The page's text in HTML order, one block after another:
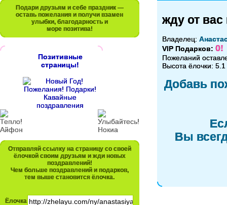
Подари друзьям и себе праздник —
оставь пожелания и получи взамен
улыбки, благодарность и
море позитива!
Позитивные
страницы!
Отправляй ссылку на страницу со своей
ёлочкой своим друзьям и жди новых
поздравлений!
Чем больше поздравлений и подарков,
тем выше становится ёлочка.
Ёлочка
жду от
Владелец:
VIP Подарков: 0!
Пожеланий
Высота ёлочки:
Добавь
Вы